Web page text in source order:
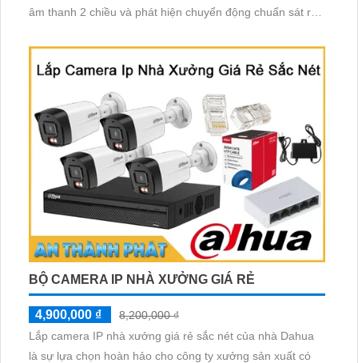
âm thanh 2 chiều và phát hiện chuyển động chuẩn sát rất
giám sát yêu cầu camera vừa có thể giám sát đêm vừa có
thể đàm thoại được âm thanh 2 chiều.
BỘ CAMERA IP NHÀ XƯỞNG GIÁ RẺ
4,900,000 ₫
8,200,000 ₫
Lắp camera IP nhà xưởng giá rẻ sắc nét của nhà Dahua
là sự lựa chọn hoàn hảo cho công ty xưởng sản xuất có